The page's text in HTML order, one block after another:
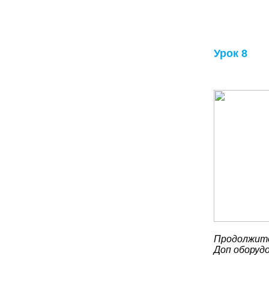
Урок 8
Доп